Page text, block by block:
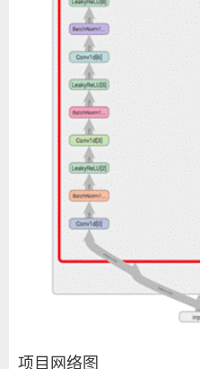
项目网络图